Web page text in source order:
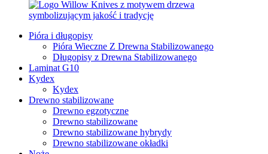
Pióra i długopisy
Pióra Wieczne Z Drewna Stabilizowanego
Długopisy z Drewna Stabilizowanego
Laminat G10
Kydex
Kydex
Drewno stabilizowane
Drewno egzotyczne
Drewno stabilizowane
Drewno stabilizowane hybrydy
Drewno stabilizowane okładki